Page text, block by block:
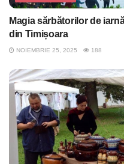
Magia sărbătorilor de
din Timișoara
NOIEMBRIE 25, 2025 188